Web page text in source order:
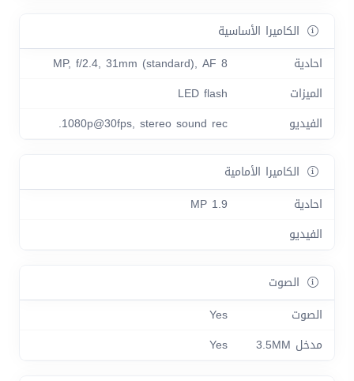
الكاميرا الأساسية
احادية
8 MP, f/2.4, 31mm (standard), AF
الميزات
LED flash
الفيديو
1080p@30fps, stereo sound rec.
الكاميرا الأمامية
احادية
1.9 MP
الفيديو
الصوت
الصوت
Yes
مدخل 3.5MM
Yes